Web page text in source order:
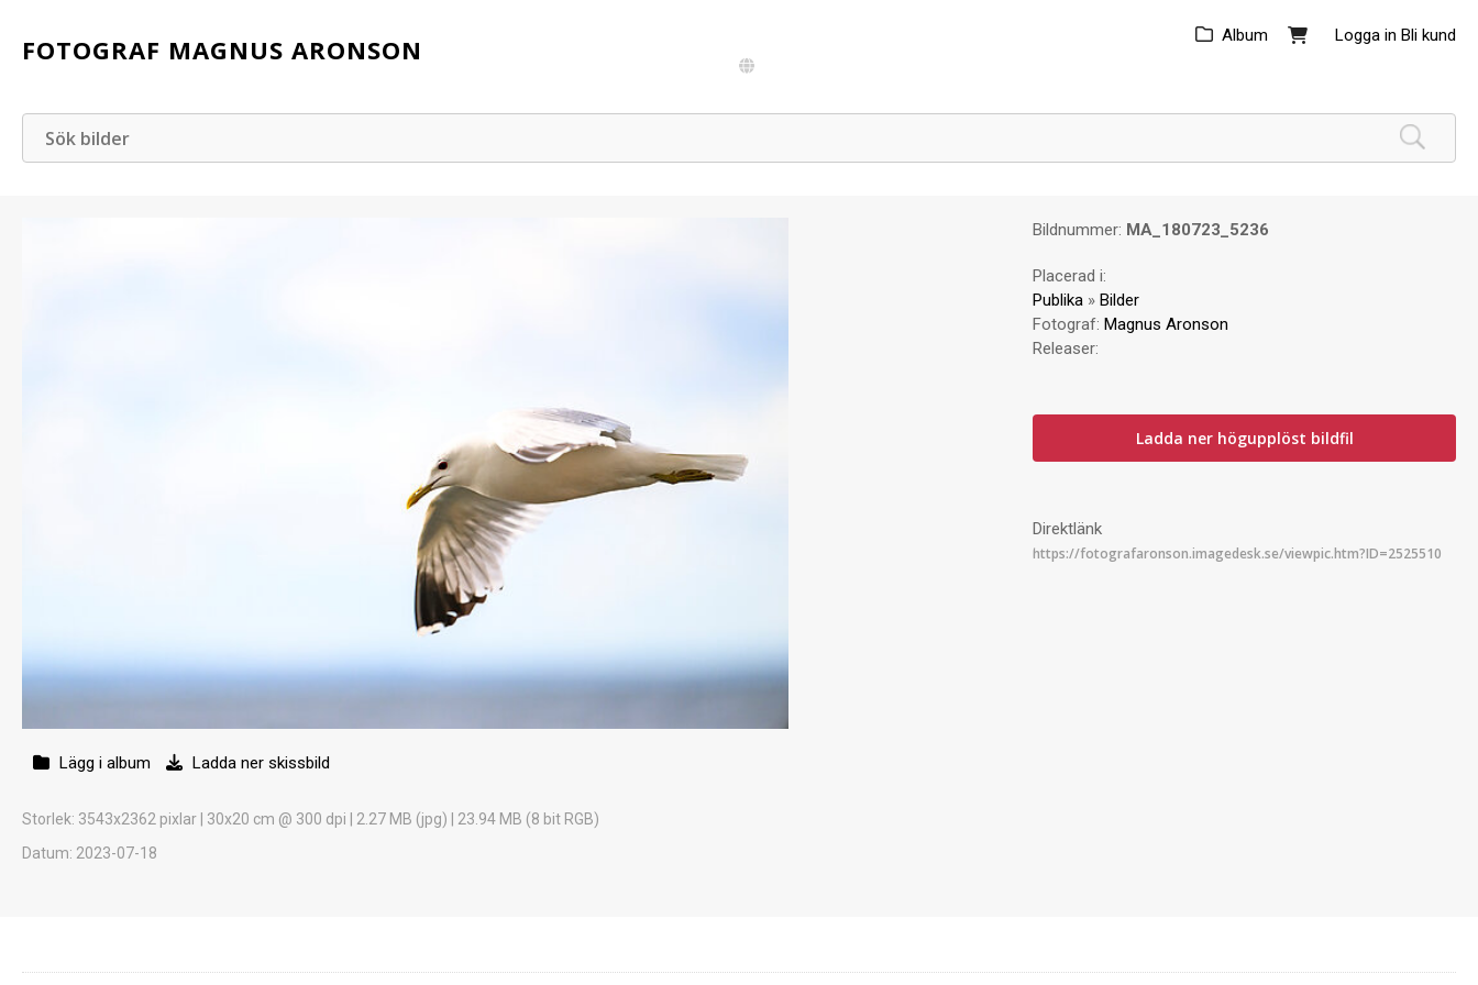
FOTOGRAF MAGNUS ARONSON Logga in Bli kund
Album
Lägg i album Ladda ner skissbild
Storlek: 3543x2362 pixlar | 30x20 cm @ 300 dpi | 2.27 MB (jpg) | 23.94 MB (8 bit RGB)
Datum: 2023-07-18
Bildnummer: MA_180723_5236
Placerad i:
Publika »Bilder
Fotograf:Magnus Aronson
Releaser:
Ladda ner högupplöst bildfil
Direktlänk